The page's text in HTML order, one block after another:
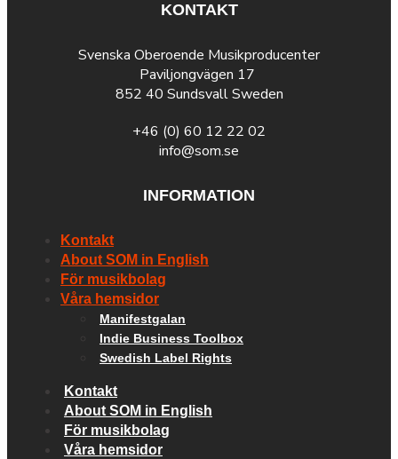
KONTAKT
Svenska Oberoende Musikproducenter
Paviljongvägen 17
852 40 Sundsvall Sweden
+46 (0) 60 12 22 02
info@som.se
INFORMATION
Kontakt
About SOM in English
För musikbolag
Våra hemsidor
Manifestgalan
Indie Business Toolbox
Swedish Label Rights
Kontakt
About SOM in English
För musikbolag
Våra hemsidor